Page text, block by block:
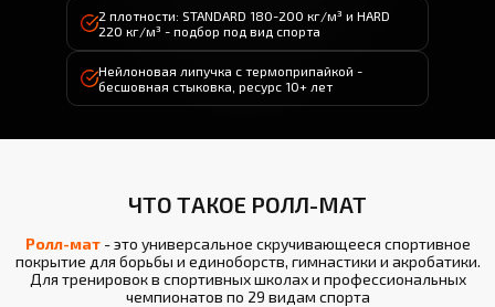
2 плотности: STANDARD 180-200 кг/м³ и HARD
220 кг/м³ - подбор под вид спорта
Нейлоновая липучка с термоприпайкой -
бесшовная стыковка, ресурс 10+ лет
ЧТО ТАКОЕ РОЛЛ-МАТ
Ролл-мат- это универсальное скручивающееся спортивное
покрытие для борьбы и единоборств, гимнастики и акробатики.
Для тренировок в спортивных школах и профессиональных
чемпионатов по 29 видам спорта